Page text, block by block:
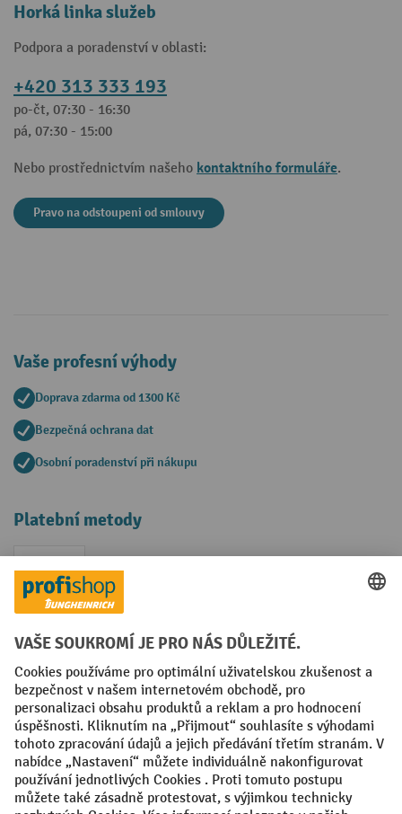
Horká linka služeb
Podpora a poradenství v oblasti:
+420 313 333 193
po-čt, 07:30 - 16:30
pá, 07:30 - 15:00
Nebo prostřednictvím našeho kontaktního formuláře.
Pravo na odstoupeni od smlouvy
Vaše profesní výhody
Doprava zdarma od 1300 Kč
Bezpečná ochrana dat
Osobní poradenství při nákupu
Platební metody
Faktura
Sociální sítě
Facebook
YouTubeLinkedIn
VODP Otisk
Prohlášení o ochraně osobních údajů